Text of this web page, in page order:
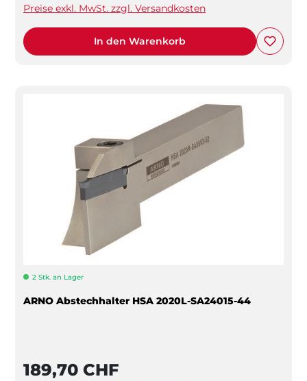
Preise exkl. MwSt. zzgl. Versandkosten
In den Warenkorb
2 Stk. an Lager
ARNO Abstechhalter HSA 2020L-SA24015-44
189,70 CHF